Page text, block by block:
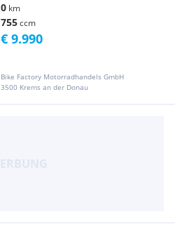
0 km
755ccm
Bike Factory Motorradhandels GmbH
3500 Krems an der Donau
€ 9.990